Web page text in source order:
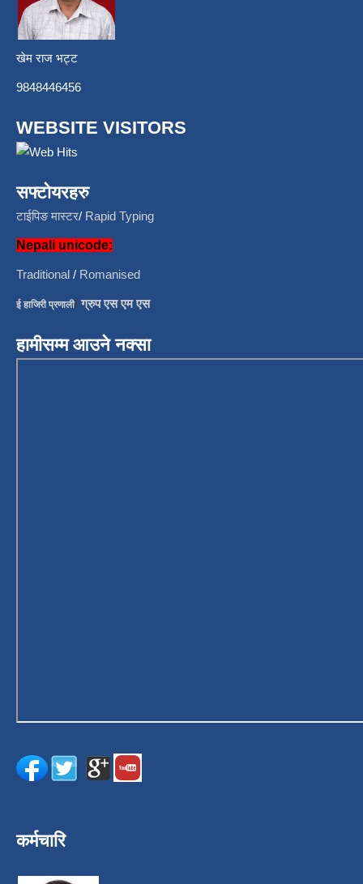
खेम राज भट्ट
9848446456
WEBSITE VISITORS
सफ्टोयरहरु
टाईपिङ मास्टर/ Rapid Typing
Nepali unicode:
Traditional / Romanised
ई हाजिरी प्रणाली/ग्रुप एस एम एस
हामीसम्म आउने नक्सा
कर्मचारि